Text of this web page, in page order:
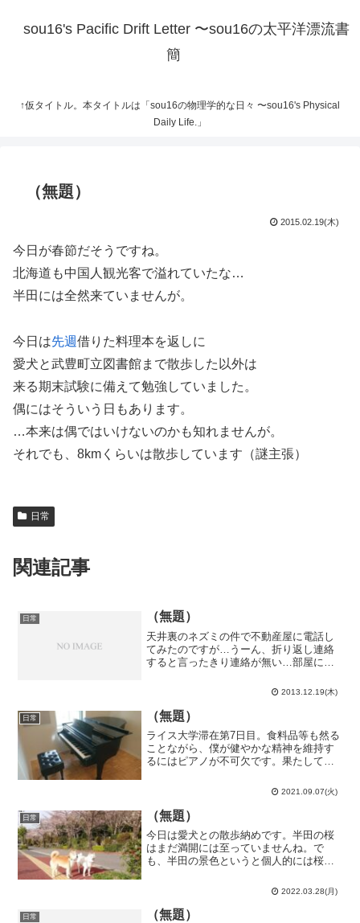
sou16's Pacific Drift Letter 〜sou16の太平洋漂流書
簡
↑仮タイトル。本タイトルは「sou16の物理学的な日々 〜sou16's Physical
Daily Life.」
（無題）
2015.02.19(木)
今日が春節だそうですね。
北海道も中国人観光客で溢れていたな…
半田には全然来ていませんが。
今日は先週借りた料理本を返しに
愛犬と武豊町立図書館まで散歩した以外は
来る期末試験に備えて勉強していました。
偶にはそういう日もあります。
…本来は偶ではいけないのかも知れませんが。
それでも、8kmくらいは散歩しています（謎主張）
日常
関連記事
日常 （無題）
天井裏のネズミの件で不動産屋に電話し
てみたのですが…うーん、折り返し連絡
すると言ったきり連絡が無い…部屋に侵
のかな…既に後頭部に実害を受けている
んだけど。2つの点の間の距離が常に正し
い世界地図が無い理由。...
2013.12.19(木)
日常 （無題）
ライス大学滞在第7日目。食料品等も然る
ことながら、僕が健やかな精神を維持す
るにはピアノが不可欠です。果たしてラ
た。それも1台や2台ではありません。実
はライス大学にはThe Shepherd School
...
2021.09.07(火)
日常 （無題）
今日は愛犬との散歩納めです。半田の桜
はまだ満開には至っていませんね。で
も、半田の景色というと個人的には桜よ
の牛糞の臭いともお別れか…という事
で、実生活でも斯くの如く明確な区切り
が付いたので平成22年から1...
2022.03.28(月)
日常 （無題）